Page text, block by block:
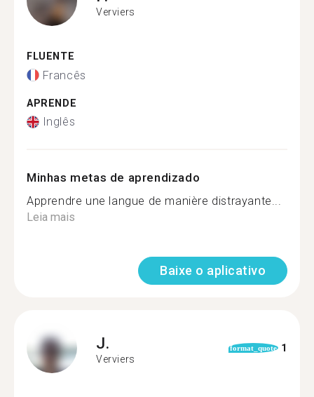
Verviers
FLUENTE
Francês
APRENDE
Inglês
Minhas metas de aprendizado
Apprendre une langue de manière distrayante...
Leia mais
Baixe o aplicativo
J.
Verviers
format_quote 1